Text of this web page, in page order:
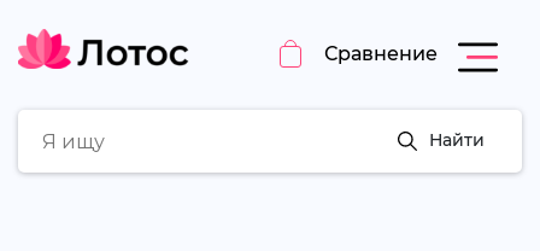
Сравнение
Найти